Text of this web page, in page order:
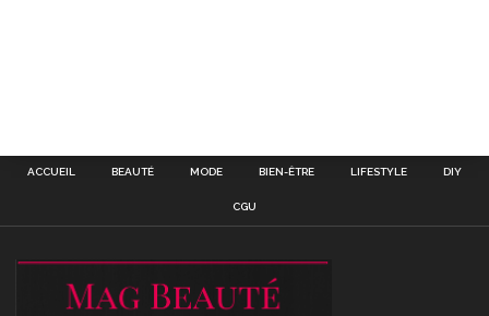
ACCUEIL BEAUTÉ MODE BIEN-ÊTRE LIFESTYLE DIY
CGU